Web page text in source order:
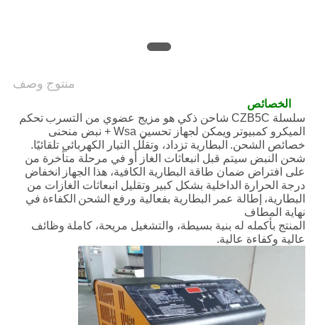
منتوج وصف
الخصائص
سلسلة CZB5C شاحن ذكي هو مزيج عضوي من التسرب
تحكم
الميكرو كمبيوتر
ويمكن لجهاز تحسين Wsa + نبض منحنى
خصائص الشحن. البطارية تزداد، وتقلّل التيار الكهربائي تلقائيًا.
شحن النبض سيتم قبل انبعاثات الغاز أو في مرحلة متأخرة من
على افتراض ضمان طاقة البطارية الكافية، هذا الجهاز
انخفاض
درجة الحرارة الداخلية بشكل كبير وتقليل انبعاثات الغازات من
البطارية، إطالة عمر البطارية بفعالية ورفع الشحن الكفاءة في
نهاية المطاف
المنتج بأكمله له بنية بسيطة، والتشغيل مريحة، كاملة وظائف
عالية وكفاءة عالية.